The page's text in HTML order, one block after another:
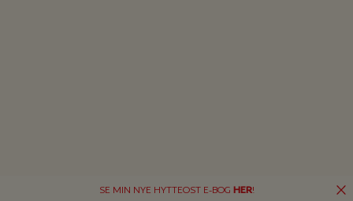
SE MIN NYE HYTTEOST E-BOG HER!